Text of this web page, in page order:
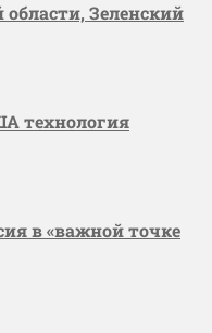
области, Зеленский
технология
в «важной точке